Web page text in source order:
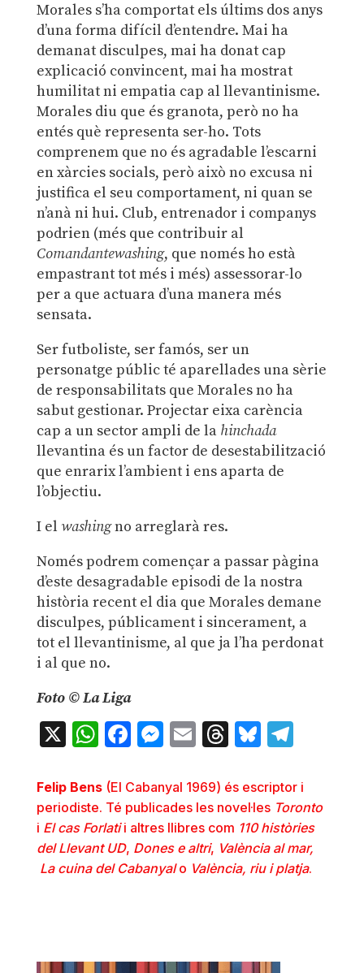
Morales s’ha comportat els últims dos anys
d’una forma difícil d’entendre. Mai ha
demanat disculpes, mai ha donat cap
explicació convincent, mai ha mostrat
humilitat ni empatia cap al llevantinisme.
Morales diu que és granota, però no ha
entés què representa ser-ho. Tots
comprenem que no és agradable l’escarni
en xàrcies socials, però això no excusa ni
justifica el seu comportament, ni quan se
n’anà ni hui. Club, entrenador i companys
podrien (més que contribuir al
Comandantewashing, que només ho està
empastrant tot més i més) assessorar-lo
per a que actuara d’una manera més
sensata.
Ser futboliste, ser famós, ser un
personatge públic té aparellades una sèrie
de responsabilitats que Morales no ha
sabut gestionar. Projectar eixa carència
cap a un sector ampli de la hinchada
llevantina és un factor de desestabilització
que enrarix l’ambient i ens aparta de
l’objectiu.
I el washingno arreglarà res.
Només podrem començar a passar pàgina
d’este desagradable episodi de la nostra
història recent el dia que Morales demane
disculpes, públicament i sincerament, a
tot el llevantinisme, al que ja l’ha perdonat
i al que no.
Foto © La Liga
X WhatsApp
Facebook
Messenger
EmailThreads
Bluesky
Felip Bens (El Cabanyal 1969) és escriptor i
periodiste. Té publicades les novel·les Toronto
i El cas Forlatii altres llibres com 110 històries
del Llevant UD, Dones e altri, València al mar,
La cuina del Cabanyalo València, riu i platja.